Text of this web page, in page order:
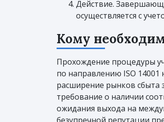
Действие.
осуществляется с
Кому
Прохождение процедуры
по направлению ISO
расширение рынков сбыта
требование о наличии
ожидания выхода на